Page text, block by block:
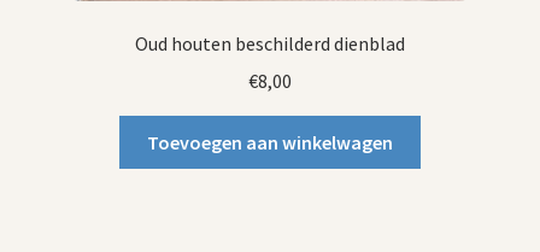
Oud houten beschilderd dienblad
€8,00
Toevoegen aan winkelwagen